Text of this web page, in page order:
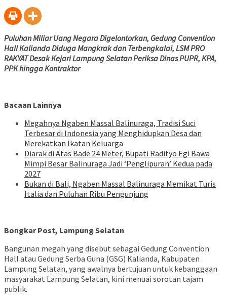
Puluhan Miliar Uang Negara Digelontorkan, Gedung Convention
Hall Kalianda Diduga Mangkrak dan Terbengkalai, LSM PRO
RAKYAT Desak Kejari Lampung Selatan Periksa Dinas PUPR, KPA,
PPK hingga Kontraktor
Bacaan Lainnya
Megahnya Ngaben Massal Balinuraga, Tradisi Suci
Terbesar di Indonesia yang Menghidupkan Desa dan
Merekatkan Ikatan Keluarga
Diarak di Atas Bade 24 Meter, Bupati Radityo Egi Bawa
Mimpi Besar Balinuraga Jadi ‘Penglipuran’ Kedua pada
2027
Bukan di Bali, Ngaben Massal Balinuraga Memikat Turis
Italia dan Puluhan Ribu Pengunjung
Bongkar Post, Lampung Selatan
Bangunan megah yang disebut sebagai Gedung Convention
Hall atau Gedung Serba Guna (GSG) Kalianda, Kabupaten
Lampung Selatan, yang awalnya bertujuan untuk kebanggaan
masyarakat Lampung Selatan, kini menuai sorotan tajam
publik.